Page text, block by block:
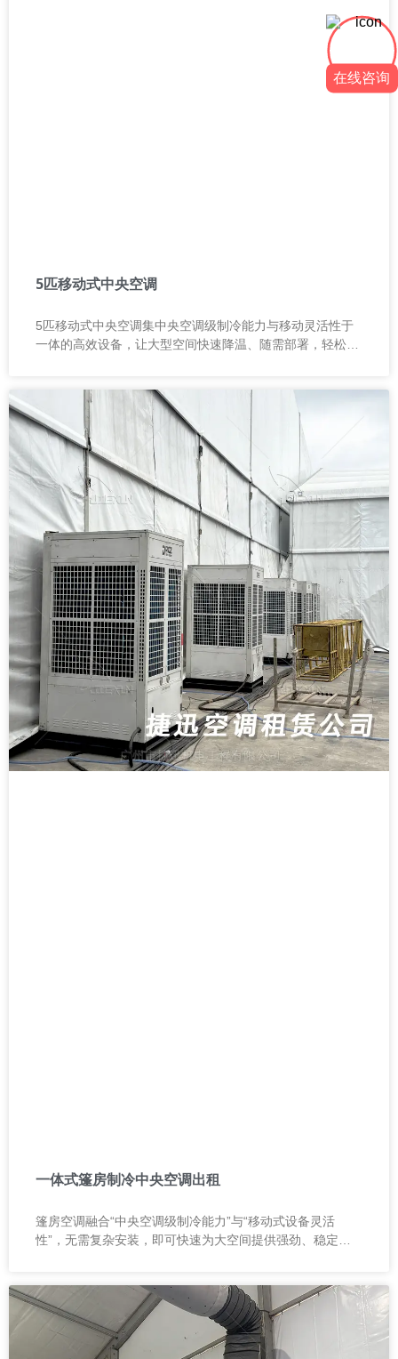
5匹移动式中央空调
5匹移动式中央空调集中央空调级制冷能力与移动灵活性于
一体的高效设备，让大型空间快速降温、随需部署，轻松应
一体式篷房制冷中央空调出租
篷房空调融合“中央空调级制冷能力”与“移动式设备灵活
性”，无需复杂安装，即可快速为大空间提供强劲、稳定的
在线咨询